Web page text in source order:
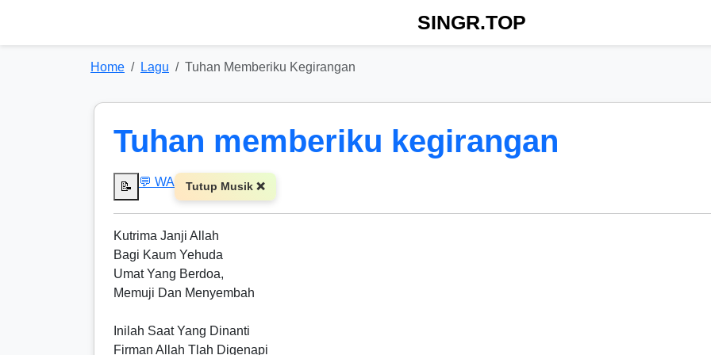
SINGR.TOP
Home Lagu Tuhan Memberiku Kegirangan
Tuhan memberiku kegirangan
📝 💬 WA Tutup Musik ❌
Kutrima Janji Allah
Bagi Kaum Yehuda
Umat Yang Berdoa,
Memuji Dan Menyembah
Inilah Saat Yang Dinanti
Firman Allah Tlah Digenapi